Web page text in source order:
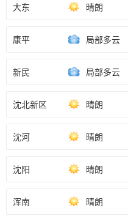
大东 晴朗
康平 局部多云
新民 局部多云
沈北新区 晴朗
沈河 晴朗
沈阳 晴朗
浑南 晴朗